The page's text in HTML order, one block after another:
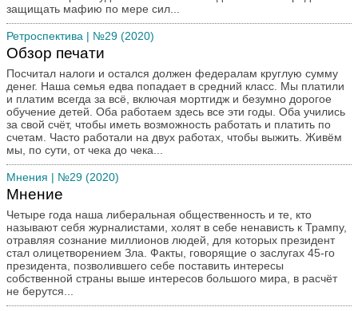
защищать мафию по мере сил...
Ретроспектива | №29 (2020)
Обзор печати
Посчитал налоги и остался должен федералам круглую сумму
денег. Наша семья едва попадает в средний класс. Мы платили
и платим всегда за всё, включая мортгидж и безумно дорогое
обучение детей. Оба работаем здесь все эти годы. Оба учились
за свой счёт, чтобы иметь возможность работать и платить по
счетам. Часто работали на двух работах, чтобы выжить. Живём
мы, по сути, от чека до чека...
Мнения | №29 (2020)
Мнение
Четыре года наша либеральная общественность и те, кто
называют себя журналистами, холят в себе ненависть к Трампу,
отравляя сознание миллионов людей, для которых президент
стал олицетворением Зла. Факты, говорящие о заслугах 45-го
президента, позволившего себе поставить интересы
собственной страны выше интересов большого мира, в расчёт
не берутся...